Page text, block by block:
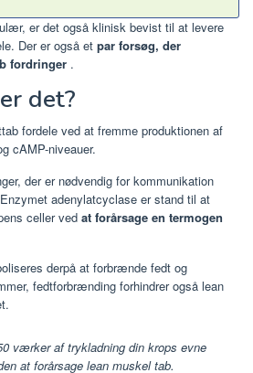
er det også klinisk bevist til at levere
Der er også et par forsøg, der
fordringer .
det?
fordele ved at fremme produktionen af
cAMP-niveauer.
der er nødvendig for kommunikation
adenylatcyclase er stand til at
celler ved at forårsage en termogen
derpå at forbrænde fedt og
fedtforbrænding forhindrer også lean
værker af trykladning din krops evne
at forårsage lean muskel tab.